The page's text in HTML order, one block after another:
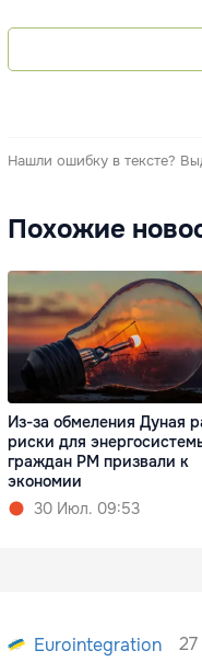
Нашли ошибку в тексте?
Похожие
Из-за обмеления Дуная
риски для
граждан РМ призвали к
экономии
30 Июл. 09:53
Eurointegration